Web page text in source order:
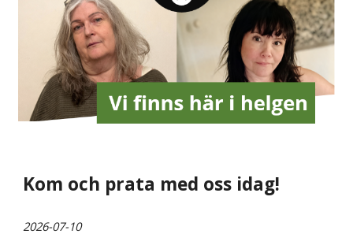
Kom och prata med oss idag!
2026-07-10